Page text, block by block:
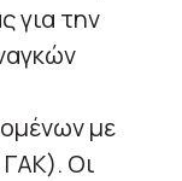
για την
με
Οι